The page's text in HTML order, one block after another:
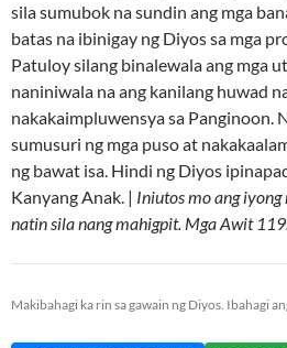
sila sumubok na sundin ang mga
batas na ibinigay ng Diyos sa mga
Patuloy silang binalewala ang mga
naniniwala na ang kanilang huwad
nakakaimpluwensya sa Panginoon.
sumusuri ng mga puso at
ng bawat isa. Hindi ng Diyos
Kanyang Anak. | Iniutos mo ang iyong
natin sila nang mahigpit. Mga Awit
Makibahagi ka rin sa gawain ng Diyos. Ibahagi